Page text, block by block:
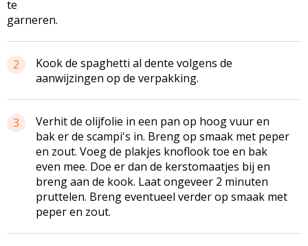
te
garneren.
2
Kook de spaghetti al dente volgens de
aanwijzingen op de verpakking.
3
Verhit de olijfolie in een pan op hoog vuur en
bak er de scampi's in. Breng op smaak met peper
en zout. Voeg de plakjes knoflook toe en bak
even mee. Doe er dan de kerstomaatjes bij en
breng aan de kook. Laat ongeveer 2 minuten
pruttelen. Breng eventueel verder op smaak met
peper en zout.